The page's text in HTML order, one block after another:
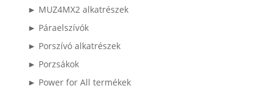
► MUZ4MX2 alkatrészek
► Páraelszívók
► Porszívó alkatrészek
► Porzsákok
► Power for All termékek